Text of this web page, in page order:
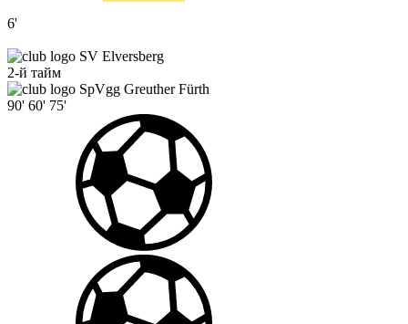
6'
SV Elversberg
2-й тайм
SpVgg Greuther Fürth
90' 60' 75'